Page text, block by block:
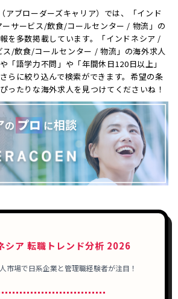
アブローダーズキャリア）では、「インド
サービス/飲食/コールセンター / 物流」の
を多数掲載しています。「インドネシア /
/飲食/コールセンター / 物流」の海外求人
「語学力不問」や「年間休日120日以上」
らに絞り込んで検索ができます。希望の条
ったりな海外求人を見つけてくださいね！
シア 転職トレンド分析 2026
市場で日系企業と管理職経験者が注目！